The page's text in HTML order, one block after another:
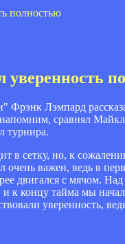
полностью
Фрэнк Лэмпард
сравнял
турнира.
в сетку, но, к
важен, ведь в
двигался с мячом.
к концу тайма мы
уверенность,